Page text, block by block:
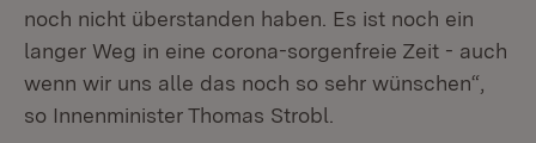
noch nicht überstanden haben. Es ist noch ein
langer Weg in eine corona-sorgenfreie Zeit - auch
wenn wir uns alle das noch so sehr wünschen“,
so Innenminister Thomas Strobl.